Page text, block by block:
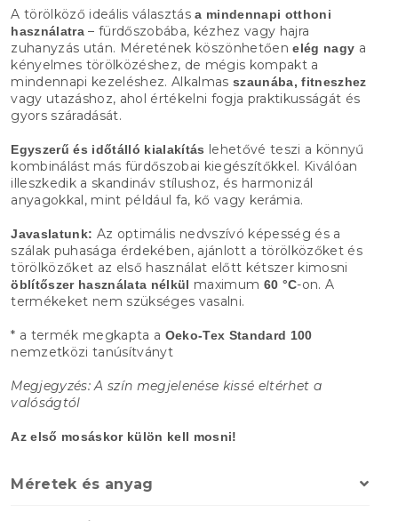
A törölköző ideális választása mindennapi otthoni
használatra– fürdőszobába, kézhez vagy hajra
zuhanyzás után. Méretének köszönhetőenelég nagy a
kényelmes törölközéshez, de mégis kompakt a
mindennapi kezeléshez. Alkalmas szaunába, fitneszhez
vagy utazáshoz, ahol értékelni fogja praktikusságát és
gyors száradását.
Egyszerű és időtálló kialakítás lehetővé teszi a könnyű
kombinálást más fürdőszobai kiegészítőkkel. Kiválóan
illeszkedik a skandináv stílushoz, és harmonizál
anyagokkal, mint például fa, kő vagy kerámia.
Javaslatunk: Az optimális nedvszívó képesség és a
szálak puhasága érdekében, ajánlott a törölközőket és
törölközőket az első használat előtt kétszer kimosni
öblítőszer használata nélkül maximum 60 °C-on. A
termékeket nem szükséges vasalni.
* a termék megkapta a Oeko-Tex Standard 100
nemzetközi tanúsítványt
Megjegyzés: A szín megjelenése kissé eltérhet a
valóságtól
Az első mosáskor külön kell mosni!
Méretek és anyag